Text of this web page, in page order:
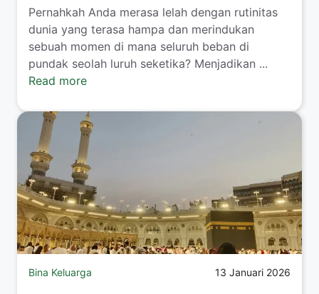
​Pernahkah Anda merasa lelah dengan rutinitas
dunia yang terasa hampa dan merindukan
sebuah momen di mana seluruh beban di
pundak seolah luruh seketika? Menjadikan ...
Read more
Bina Keluarga 13 Januari 2026